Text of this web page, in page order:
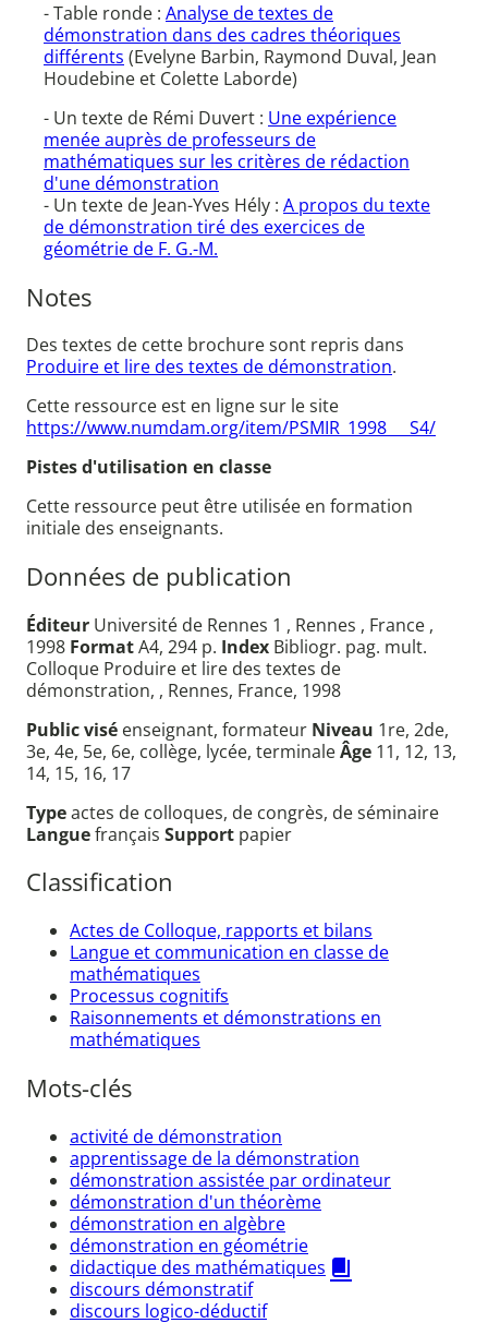
- Table ronde : Analyse de textes de
démonstration dans des cadres théoriques
différents (Evelyne Barbin, Raymond Duval, Jean
Houdebine et Colette Laborde)
- Un texte de Rémi Duvert : Une expérience
menée auprès de professeurs de
mathématiques sur les critères de rédaction
d'une démonstration
- Un texte de Jean-Yves Hély : A propos du texte
de démonstration tiré des exercices de
géométrie de F. G.-M.
Notes
Des textes de cette brochure sont repris dans
Produire et lire des textes de démonstration.
Cette ressource est en ligne sur le site
https://www.numdam.org/item/PSMIR_1998___S4/
Pistes d'utilisation en classe
Cette ressource peut être utilisée en formation
initiale des enseignants.
Données de publication
Éditeur Université de Rennes 1 , Rennes , France ,
1998 FormatA4, 294 p. Index Bibliogr. pag. mult.
Colloque Produire et lire des textes de
démonstration, , Rennes, France, 1998
Public visé enseignant, formateur Niveau 1re, 2de,
3e, 4e, 5e, 6e, collège, lycée, terminaleÂge 11, 12, 13,
14, 15, 16, 17
Typeactes de colloques, de congrès, de séminaire
Languefrançais Support papier
Classification
Actes de Colloque, rapports et bilans
Langue et communication en classe de
mathématiques
Processus cognitifs
Raisonnements et démonstrations en
mathématiques
Mots-clés
activité de démonstration
apprentissage de la démonstration
démonstration assistée par ordinateur
démonstration d'un théorème
démonstration en algèbre
démonstration en géométrie
didactique des mathématiques
discours démonstratif
discours logico-déductif